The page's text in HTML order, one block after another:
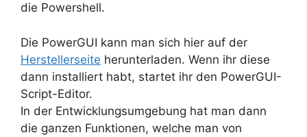
die Powershell.
Die PowerGUI kann man sich hier auf der
Herstellerseite herunterladen. Wenn ihr diese
dann installiert habt, startet ihr den PowerGUI-
Script-Editor.
In der Entwicklungsumgebung hat man dann
die ganzen Funktionen, welche man von